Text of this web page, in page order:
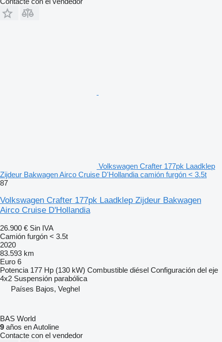
Volkswagen Crafter 177pk Laadklep
Zijdeur Bakwagen Airco Cruise D'Hollandia camión furgón < 3.5t
87
Volkswagen Crafter 177pk Laadklep Zijdeur Bakwagen
Airco Cruise D'Hollandia
26.900 € Sin IVA
Camión furgón < 3.5t
2020
83.593 km
Euro 6
Potencia 177 Hp (130 kW) Combustible diésel Configuración del eje
4x2 Suspensión parabólica
Países Bajos, Veghel
BAS World
9 años en Autoline
Contacte con el vendedor